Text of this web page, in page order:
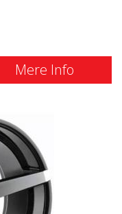
Mere Info